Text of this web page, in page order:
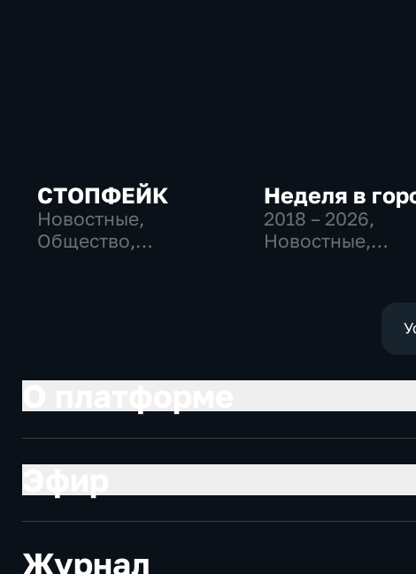
СТОПФЕЙК
Новостные,
Общество,
Неделя в
2018 – 2026,
Новостные,
Журнал